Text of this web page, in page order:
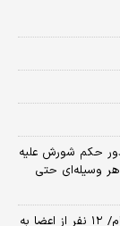
حکم شورش علیه
وسیله‌ای حتی
اظهارات جدید معاون پزشکیان درباره تصمیم‌گیری شعام/ ۱۲ نفر از اعضا به